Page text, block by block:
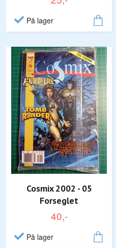
På lager
Cosmix 2002 - 05
Forseglet
40,-
På lager